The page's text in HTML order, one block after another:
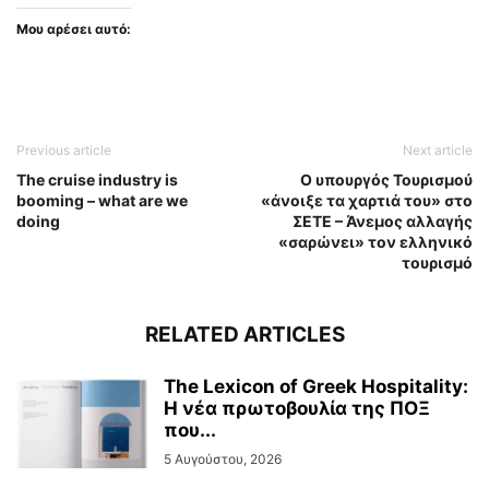
Μου αρέσει αυτό:
Previous article
The cruise industry is
booming – what are we
doing
Next article
Ο υπουργός Τουρισμού
«άνοιξε τα χαρτιά του» στο
ΣΕΤΕ – Άνεμος αλλαγής
«σαρώνει» τον ελληνικό
τουρισμό
RELATED ARTICLES
The Lexicon of Greek Hospitality:
Η νέα πρωτοβουλία της ΠΟΞ
που...
5 Αυγούστου, 2026